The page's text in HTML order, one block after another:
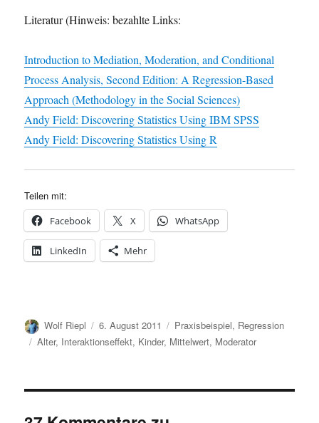
Literatur (Hinweis: bezahlte Links:
Introduction to Mediation, Moderation, and Conditional
Process Analysis, Second Edition: A Regression-Based
Approach (Methodology in the Social Sciences)
Andy Field: Discovering Statistics Using IBM SPSS
Andy Field: Discovering Statistics Using R
Teilen mit:
Facebook X WhatsApp
LinkedIn Mehr
Autor
Wolf Riepl
Veröffentlicht
am
6. August 2011 Kategorien
Praxisbeispiel, Regression
Schlagwörter
Alter, Interaktionseffekt, Kinder, Mittelwert, Moderator